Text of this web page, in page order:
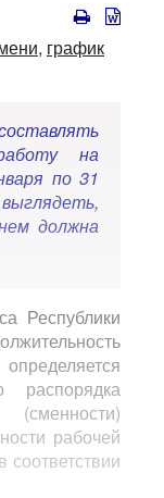
график
на
по 31
должна
Республики
распорядка
рабочей